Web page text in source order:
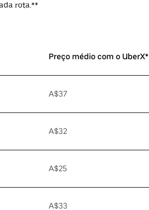
rota.**
Preço médio com o UberX*
A$37
A$32
A$25
A$33